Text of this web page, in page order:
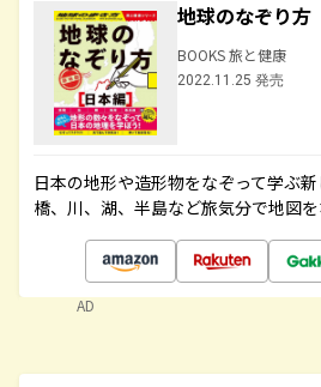
地球のなぞり
BOOKS 旅と健康
2022.11.25 発売
日本の地形や造形物をなぞって学ぶ
橋、川、湖、半島など旅気分で地図
AD